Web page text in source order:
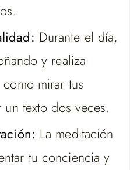
Durante el día,
y realiza
mirar tus
texto dos veces.
La meditación
tu conciencia y